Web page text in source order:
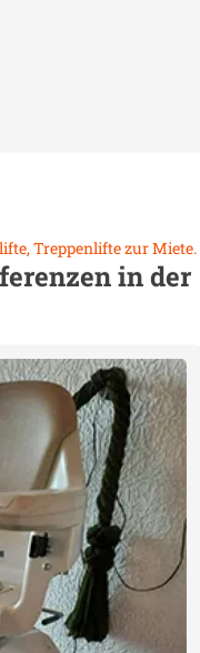
Treppenlifte zur Miete.
in der